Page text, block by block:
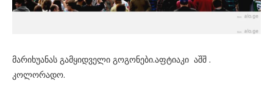
მარიხუანას გამყიდველი გოგონები.აფტიაკი აშშ .
კოლორადო.